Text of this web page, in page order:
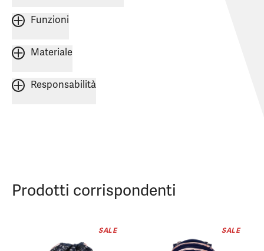
Funzioni
Materiale
Responsabilità
Prodotti corrispondenti
SALE SALE